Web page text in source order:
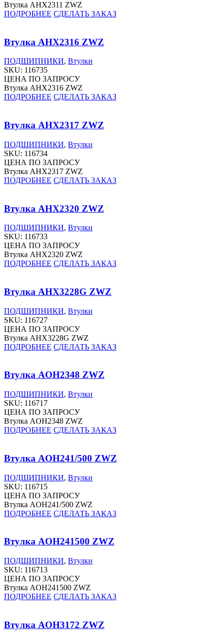
Втулка AHX2311 ZWZ
ПОДРОБНЕЕ СДЕЛАТЬ ЗАКАЗ
Втулка AHX2316 ZWZ
ПОДШИПНИКИ, Втулки
SKU: 116735
ЦЕНА ПО ЗАПРОСУ
Втулка AHX2316 ZWZ
ПОДРОБНЕЕ СДЕЛАТЬ ЗАКАЗ
Втулка AHX2317 ZWZ
ПОДШИПНИКИ, Втулки
SKU: 116734
ЦЕНА ПО ЗАПРОСУ
Втулка AHX2317 ZWZ
ПОДРОБНЕЕ СДЕЛАТЬ ЗАКАЗ
Втулка AHX2320 ZWZ
ПОДШИПНИКИ, Втулки
SKU: 116733
ЦЕНА ПО ЗАПРОСУ
Втулка AHX2320 ZWZ
ПОДРОБНЕЕ СДЕЛАТЬ ЗАКАЗ
Втулка AHX3228G ZWZ
ПОДШИПНИКИ, Втулки
SKU: 116727
ЦЕНА ПО ЗАПРОСУ
Втулка AHX3228G ZWZ
ПОДРОБНЕЕ СДЕЛАТЬ ЗАКАЗ
Втулка AOH2348 ZWZ
ПОДШИПНИКИ, Втулки
SKU: 116717
ЦЕНА ПО ЗАПРОСУ
Втулка AOH2348 ZWZ
ПОДРОБНЕЕ СДЕЛАТЬ ЗАКАЗ
Втулка AOH241/500 ZWZ
ПОДШИПНИКИ, Втулки
SKU: 116715
ЦЕНА ПО ЗАПРОСУ
Втулка AOH241/500 ZWZ
ПОДРОБНЕЕ СДЕЛАТЬ ЗАКАЗ
Втулка AOH241500 ZWZ
ПОДШИПНИКИ, Втулки
SKU: 116713
ЦЕНА ПО ЗАПРОСУ
Втулка AOH241500 ZWZ
ПОДРОБНЕЕ СДЕЛАТЬ ЗАКАЗ
Втулка AOH3172 ZWZ